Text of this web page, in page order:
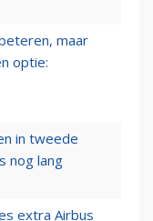
maar
optie:
in tweede
nog lang
extra Airbus